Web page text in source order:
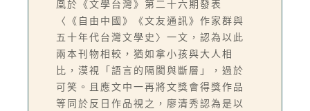
凰於《文學台灣》第二十六期發表
〈《自由中國》《文友通訊》作家群與
五十年代台灣文學史〉一文，認為以此
兩本刊物相較，猶如拿小孩與大人相
比，漠視「語言的隔閡與斷層」，過於
可笑。且應文中一再將文獎會得獎作品
等同於反日作品視之，廖清秀認為是以